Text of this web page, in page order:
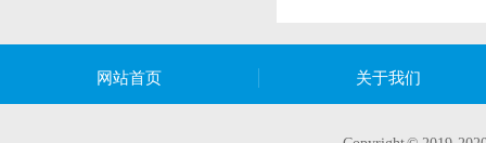
网站首页 关于我们